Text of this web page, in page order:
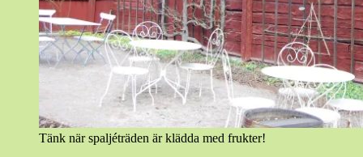
Tänk när spaljéträden är klädda med frukter!